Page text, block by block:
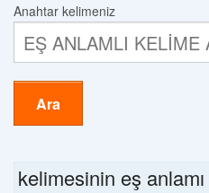
Anahtar kelimeniz
Ara
kelimesinin eş anlamı